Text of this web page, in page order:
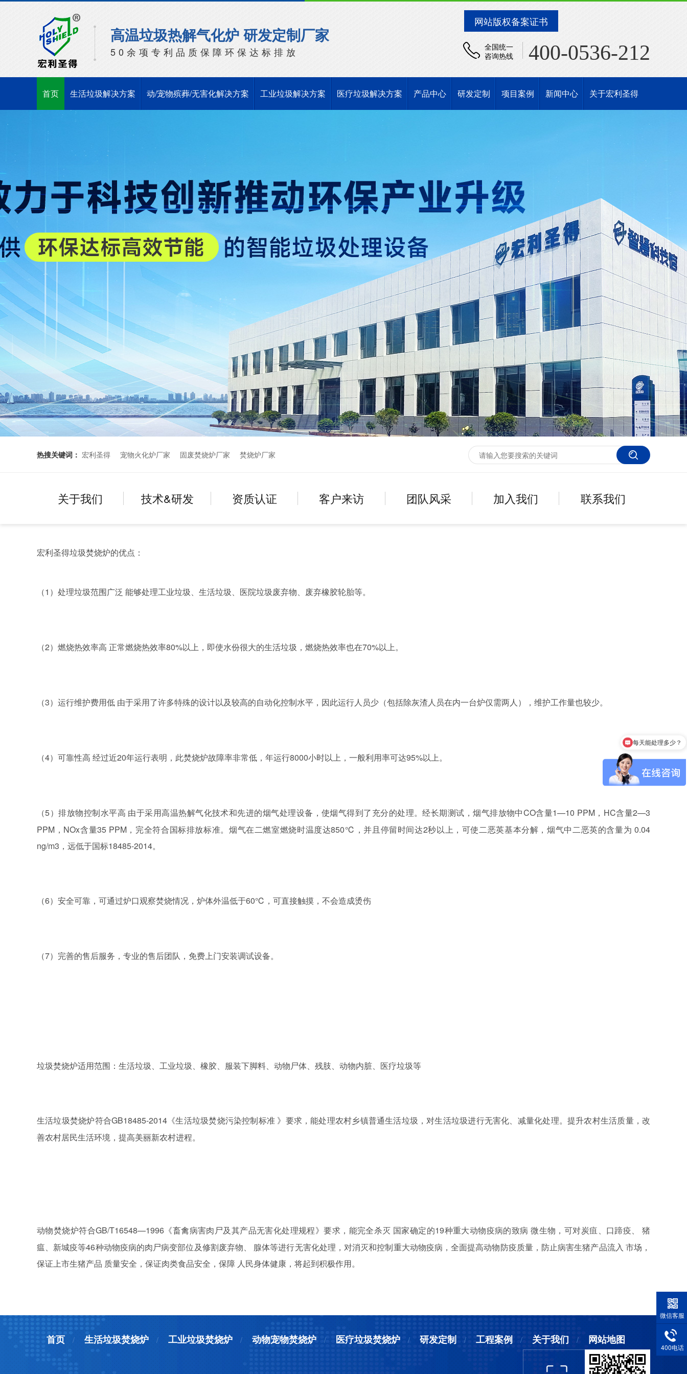
网站版权备案证书
高温垃圾热解气化炉 研发定制厂家
50余项专利品质保障环保达标排放
全国统一
咨询热线
400-0536-212
首页 生活垃圾解决方案 动/宠物殡葬/无害化解决方案 工业垃圾解决方案 医疗垃圾解决方案 产品中心 研发定制 项目案例 新闻中心 关于宏利圣得
热搜关键词： 宏利圣得 宠物火化炉厂家 固废焚烧炉厂家 焚烧炉厂家
关于我们 技术&研发 资质认证 客户来访 团队风采 加入我们 联系我们
宏利圣得垃圾焚烧炉的优点：
（1）处理垃圾范围广泛 能够处理工业垃圾、生活垃圾、医院垃圾废弃物、废弃橡胶轮胎等。
（2）燃烧热效率高 正常燃烧热效率80%以上，即使水份很大的生活垃圾，燃烧热效率也在70%以上。
（3）运行维护费用低 由于采用了许多特殊的设计以及较高的自动化控制水平，因此运行人员少（包括除灰渣人员在内一台炉仅需两人），维护工作量也较少。
（4）可靠性高 经过近20年运行表明，此焚烧炉故障率非常低，年运行8000小时以上，一般利用率可达95%以上。
（5）排放物控制水平高 由于采用高温热解气化技术和先进的烟气处理设备，使烟气得到了充分的处理。经长期测试，烟气排放物中CO含量1—10 PPM，HC含量2—3
PPM，NOx含量35 PPM，完全符合国标排放标准。烟气在二燃室燃烧时温度达850℃，并且停留时间达2秒以上，可使二恶英基本分解，烟气中二恶英的含量为 0.04
ng/m3，远低于国标18485-2014。
（6）安全可靠， 可通过炉口观察焚烧情况，炉体外温低于60℃，可直接触摸，不会造成烫伤
（7）完善的售后服务，专业的售后团队，免费上门安装调试设备。
垃圾焚烧炉适用范围：生活垃圾、工业垃圾、橡胶、服装下脚料、动物尸体、残肢、动物内脏、医疗垃圾等
生活垃圾焚烧炉符合GB18485-2014《生活垃圾焚烧污染控制标准 》要求，能处理农村乡镇普通生活垃圾，对生活垃圾进行无害化、减量化处理。提升农村生活质量，改
善农村居民生活环境，提高美丽新农村进程。
动物焚烧炉符合GB/T16548—1996《畜禽病害肉尸及其产品无害化处理规程》要求，能完全杀灭 国家确定的19种重大动物疫病的致病 微生物，可对炭疽、口蹄疫、 猪
瘟、新城疫等46种动物疫病的肉尸病变部位及修割废弃物、 腺体等进行无害化处理，对消灭和控制重大动物疫病，全面提高动物防疫质量，防止病害生猪产品流入 市场，
保证上市生猪产品 质量安全，保证肉类食品安全，保障 人民身体健康，将起到积极作用。
首页 生活垃圾焚烧炉 工业垃圾焚烧炉 动物宠物焚烧炉 医疗垃圾焚烧炉 研发定制 工程案例 关于我们 网站地图
微信客服
400电话
每天能处理多少？